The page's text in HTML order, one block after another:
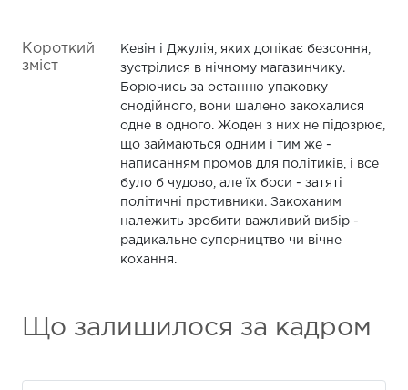
Короткий
зміст
Кевін і Джулія, яких допікає безсоння,
зустрілися в нічному магазинчику.
Борючись за останню упаковку
снодійного, вони шалено закохалися
одне в одного. Жоден з них не підозрює,
що займаються одним і тим же -
написанням промов для політиків, і все
було б чудово, але їх боси - затяті
політичні противники. Закоханим
належить зробити важливий вибір -
радикальне суперництво чи вічне
кохання.
Що залишилося за кадром